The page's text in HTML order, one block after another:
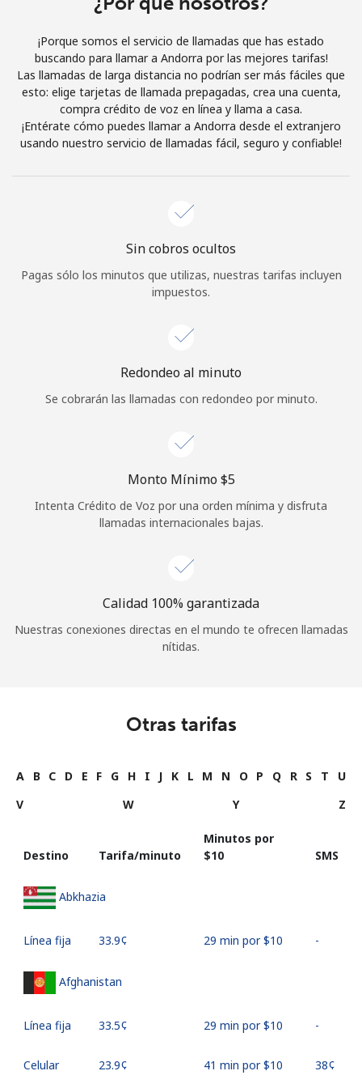
o
Continuar con
¡Porque somos el servicio de llamadas que has estado
buscando para llamar a Andorra por las mejores tarifas!
Las llamadas de larga distancia no podrían ser más fáciles que
esto: elige tarjetas de llamada prepagadas, crea una cuenta,
compra crédito de voz en línea y llama a casa.
¡Entérate cómo puedes llamar a Andorra desde el extranjero
usando nuestro servicio de llamadas fácil, seguro y confiable!
Sin cobros ocultos
Pagas sólo los minutos que utilizas, nuestras tarifas incluyen
impuestos.
Redondeo al minuto
Se cobrarán las llamadas con redondeo por minuto.
Monto Mínimo ⁦$5⁩
Intenta Crédito de Voz por una orden mínima y disfruta
llamadas internacionales bajas.
Calidad 100% garantizada
Nuestras conexiones directas en el mundo te ofrecen llamadas
nítidas.
Otras tarifas
A B C D E F G H I J K L M N O P Q R S T
U
V
W Y Z
Destino Tarifa/minuto
Minutos por
⁦$10⁩
SMS
Abkhazia
Línea fija ⁦33.9¢⁩ 29 min por ⁦$10⁩ -
Afghanistan
Línea fija ⁦33.5¢⁩ 29 min por ⁦$10⁩ -
Celular ⁦23.9¢⁩ 41 min por ⁦$10⁩ ⁦38¢⁩